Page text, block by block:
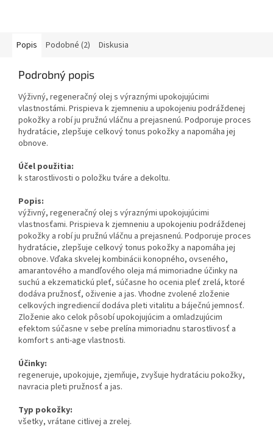
Popis Podobné (2) Diskusia
Podrobný popis
Výživný, regeneračný olej s výraznými upokojujúcimi
vlastnostámi. Prispieva k zjemneniu a upokojeniu podráždenej
pokožky a robí ju pružnú vláčnu a prejasnenú. Podporuje proces
hydratácie, zlepšuje celkový tonus pokožky a napomáha jej
obnove.
Účel použitia:
k starostlivosti o položku tváre a dekoltu.
Popis:
výživný, regeneračný olej s výraznými upokojujúcimi
vlastnosťami. Prispieva k zjemneniu a upokojeniu podráždenej
pokožky a robí ju pružnú vláčnu a prejasnenú. Podporuje proces
hydratácie, zlepšuje celkový tonus pokožky a napomáha jej
obnove. Vďaka skvelej kombinácii konopného, ​​ovseného, ​​
amarantového a mandľového oleja má mimoriadne účinky na
suchú a ekzematickú pleť, súčasne ho ocenia pleť zrelá, ktoré
dodáva pružnosť, oživenie a jas. Vhodne zvolené zloženie
celkových ingrediencií dodáva pleti vitalitu a báječnú jemnosť.
Zloženie ako celok pôsobí upokojujúcim a omladzujúcim
efektom súčasne v sebe prelína mimoriadnu starostlivosť a
komfort s anti-age vlastnosti.
Účinky:
regeneruje, upokojuje, zjemňuje, zvyšuje hydratáciu pokožky,
navracia pleti pružnosť a jas.
Typ pokožky:
všetky, vrátane citlivej a zrelej.